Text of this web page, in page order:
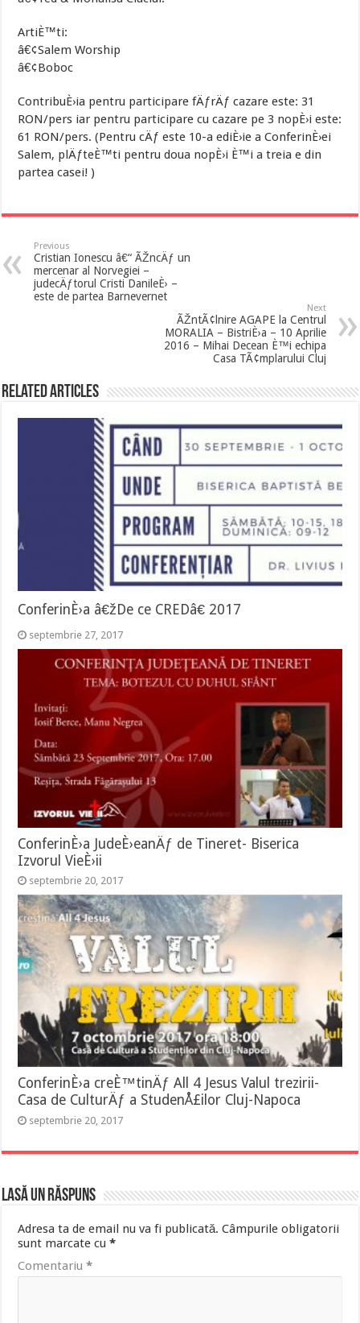
ArtiÈ™ti:
â€¢Salem Worship
â€¢Boboc
ContribuÈ›ia pentru participare fÄƒrÄƒ cazare este: 31
RON/pers iar pentru participare cu cazare pe 3 nopÈ›i este:
61 RON/pers. (Pentru cÄƒ este 10-a ediÈ›ie a ConferinÈ›ei
Salem, plÄƒteÈ™ti pentru doua nopÈ›i È™i a treia e din
partea casei! )
Previous
Cristian Ionescu â€“ ÃŽncÄƒ un
mercenar al Norvegiei –
judecÄƒtorul Cristi DanileÈ› –
este de partea Barnevernet
Next
ÃŽntÃ¢lnire AGAPE la Centrul
MORALIA – BistriÈ›a – 10 Aprilie
2016 – Mihai Decean È™i echipa
Casa TÃ¢mplarului Cluj
Related Articles
ConferinÈ›a â€žDe ce CREDâ€ 2017
septembrie 27, 2017
ConferinÈ›a JudeÈ›eanÄƒ de Tineret- Biserica
Izvorul VieÈ›ii
septembrie 20, 2017
ConferinÈ›a creÈ™tinÄƒ All 4 Jesus Valul trezirii-
Casa de CulturÄƒ a StudenÅ£ilor Cluj-Napoca
septembrie 20, 2017
Lasă un răspuns
Adresa ta de email nu va fi publicată. Câmpurile obligatorii
sunt marcate cu*
Comentariu*